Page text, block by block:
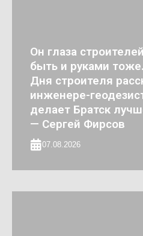
Он глаза
быть и руками
Дня строителя
инженере-
делает Братск
— Сергей Фирсов
07.08.2026